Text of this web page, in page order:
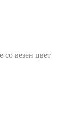
со везен цвет